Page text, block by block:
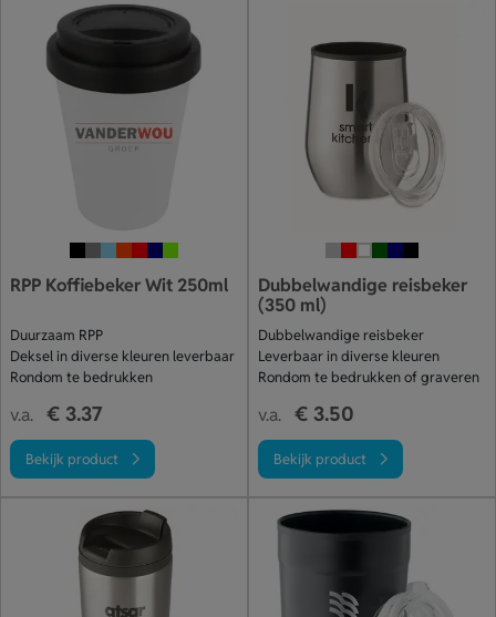
RPP Koffiebeker Wit 250ml
Duurzaam RPP
Deksel in diverse kleuren leverbaar
Rondom te bedrukken
v.a. € 3.37
Bekijk product
Dubbelwandige reisbeker
(350 ml)
Dubbelwandige reisbeker
Leverbaar in diverse kleuren
Rondom te bedrukken of graveren
v.a. € 3.50
Bekijk product